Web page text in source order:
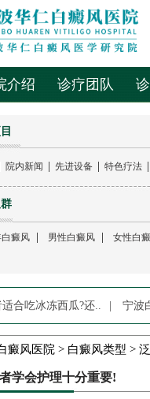
介绍 诊疗团队
院内新闻 先进设备 特色疗法
癜风 男性白癜风 女性白
合吃冰冻西瓜?还.. 宁波
癜风医院 > 白癜风类型 >
学会护理十分重要!